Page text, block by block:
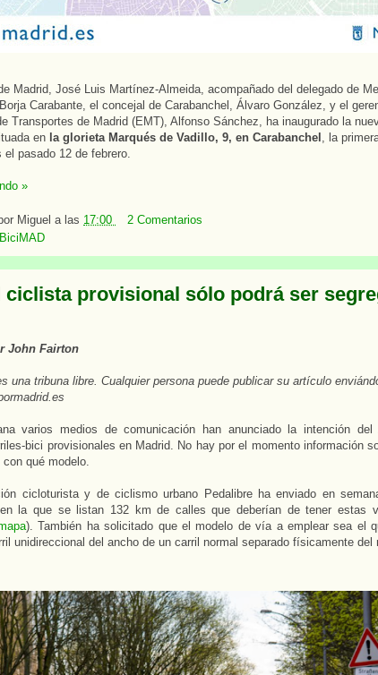
Madrid, José Luis Martínez-Almeida, acompañado del delegado de
Carabante, el concejal de Carabanchel, Álvaro González, y el
Transportes de Madrid (EMT), Alfonso Sánchez, ha inaugurado la
en la glorieta Marqués de Vadillo, 9, en Carabanchel , la
el pasado 12 de febrero.
»
Miguel a las 17:00
2 Comentarios
BiciMAD
ciclista provisional sólo podrá ser
John Fairton
una tribuna libre. Cualquier persona puede publicar su artículo
varios medios de comunicación han anunciado la intención del
bici provisionales en Madrid. No hay por el momento información
qué modelo.
cicloturista y de ciclismo urbano Pedalibre ha enviado en
en la que se listan 132 km de calles que deberían de tener estas
). También ha solicitado que el modelo de vía a emplear sea el
unidireccional del ancho de un carril normal separado físicamente del